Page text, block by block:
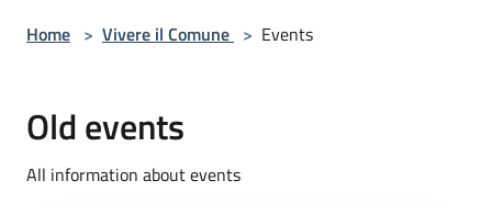
Home > Vivere il Comune > Events
Old events
All information about events